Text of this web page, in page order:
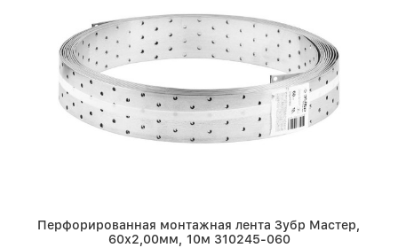
Перфорированная монтажная лента Зубр Мастер,
60х2,00мм, 10м 310245-060